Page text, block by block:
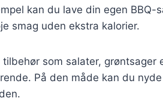
kan du lave din egen BBQ-
smag uden ekstra kalorier.
som salater, grøntsager
På den måde kan du